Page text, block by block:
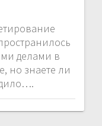
делами в
но знаете ли